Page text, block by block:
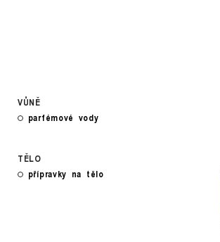
VŮNĚ
parfémové vody
TĚLO
přípravky na tělo